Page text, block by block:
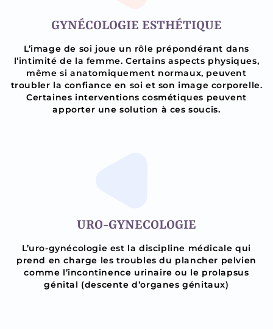
GYNÉCOLOGIE ESTHÉTIQUE
L’image de soi joue un rôle prépondérant dans
l’intimité de la femme. Certains aspects physiques,
même si anatomiquement normaux, peuvent
troubler la confiance en soi et son image corporelle.
Certaines interventions cosmétiques peuvent
apporter une solution à ces soucis.
URO-GYNECOLOGIE
L’uro-gynécologie est la discipline médicale qui
prend en charge les troubles du plancher pelvien
comme l’incontinence urinaire ou le prolapsus
génital (descente d’organes génitaux)